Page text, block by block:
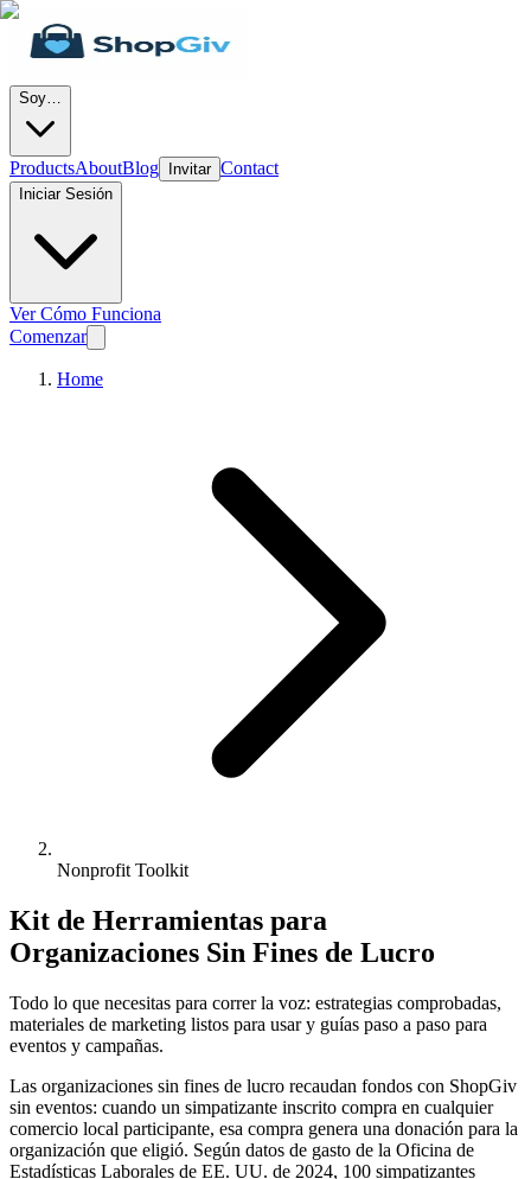
Soy…
ProductsAboutBlog Invitar Contact
Iniciar Sesión
Ver Cómo Funciona
Comenzar
Home
Nonprofit Toolkit
Kit de Herramientas para
Organizaciones Sin Fines de Lucro
Todo lo que necesitas para correr la voz: estrategias comprobadas,
materiales de marketing listos para usar y guías paso a paso para
eventos y campañas.
Las organizaciones sin fines de lucro recaudan fondos con ShopGiv
sin eventos: cuando un simpatizante inscrito compra en cualquier
comercio local participante, esa compra genera una donación para la
organización que eligió. Según datos de gasto de la Oficina de
Estadísticas Laborales de EE. UU. de 2024, 100 simpatizantes